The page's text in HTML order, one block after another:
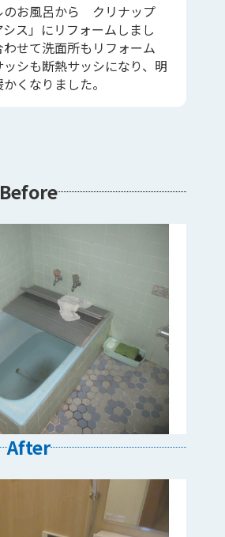
のお風呂から クリナップ
シス」にリフォームしまし
わせて洗面所もリフォーム
ッシも断熱サッシになり、明
くなりました。
Before
After